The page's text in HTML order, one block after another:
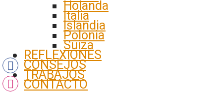
Holanda
Italia
Islandia
Polonia
Suiza
REFLEXIONES
CONSEJOS
TRABAJOS
CONTACTO